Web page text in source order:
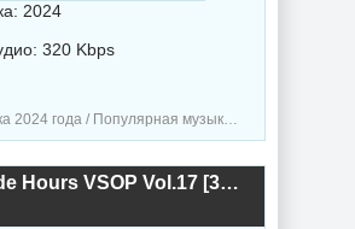
2024
320 Kbps
/ Популярная музыка / Хаус музыка / Техно музыка / Музыка VA / Synthwave music
Dresscode Hours VSOP Vol.17 [3CD] (2024) торрент